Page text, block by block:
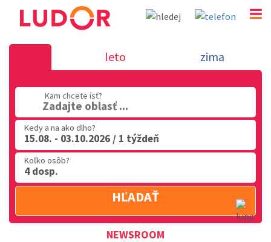
Novinka 15.3.2018 - dovolenka v
02 2063 3182
leto zima
Kam chcete ísť?
Zadajte oblasť ...
Kedy a na ako dlho?
15.08. - 03.10.2026 / 1 týždeň
Koľko osôb?
4 dosp.
HĽADAŤ
NEWSROOM